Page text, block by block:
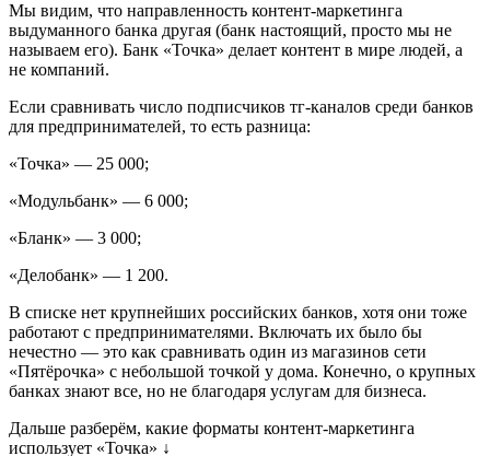
Мы видим, что направленность контент-маркетинга
выдуманного банка другая (банк настоящий, просто мы не
называем его). Банк «Точка» делает контент в мире людей, а
не компаний.
Если сравнивать число подписчиков тг-каналов среди банков
для предпринимателей, то есть разница:
«Точка» — 25 000;
«Модульбанк» — 6 000;
«Бланк» — 3 000;
«Делобанк» — 1 200.
В списке нет крупнейших российских банков, хотя они тоже
работают с предпринимателями. Включать их было бы
нечестно — это как сравнивать один из магазинов сети
«Пятёрочка» с небольшой точкой у дома. Конечно, о крупных
банках знают все, но не благодаря услугам для бизнеса.
Дальше разберём, какие форматы контент-маркетинга
использует «Точка» ↓